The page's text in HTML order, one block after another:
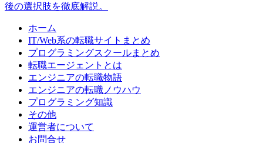
後の選択肢を徹底解説。
ホーム
IT/Web系の転職サイトまとめ
プログラミングスクールまとめ
転職エージェントとは
エンジニアの転職物語
エンジニアの転職ノウハウ
プログラミング知識
その他
運営者について
お問合せ